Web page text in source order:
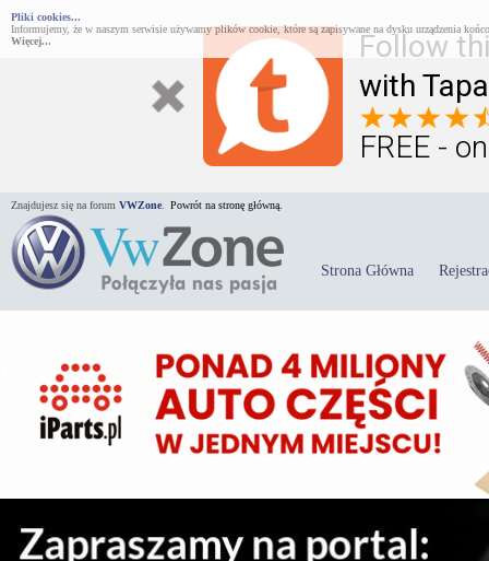
Follow
with
FREE -
Pliki cookies...
Informujemy, że w naszym serwisie używamy plików cookie, które są zapisywane na dysku urządzenia
Więcej...
Znajdujesz się na forum VWZone Powrót na stronę główną.
Strona Główna